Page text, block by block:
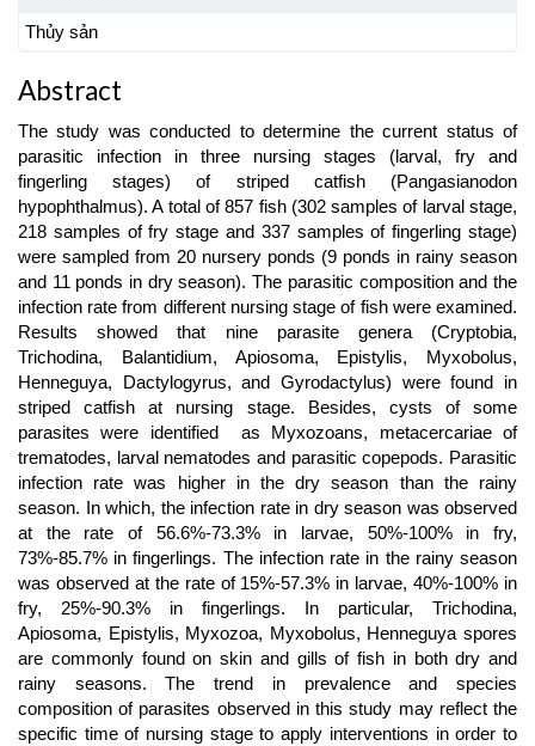
Thủy sản
Abstract
The study was conducted to determine the current status of
parasitic infection in three nursing stages (larval, fry and
fingerling stages) of striped catfish (Pangasianodon
hypophthalmus). A total of 857 fish (302 samples of larval stage,
218 samples of fry stage and 337 samples of fingerling stage)
were sampled from 20 nursery ponds (9 ponds in rainy season
and 11 ponds in dry season). The parasitic composition and the
infection rate from different nursing stage of fish were examined.
Results showed that nine parasite genera (Cryptobia,
Trichodina, Balantidium, Apiosoma, Epistylis, Myxobolus,
Henneguya, Dactylogyrus, and Gyrodactylus) were found in
striped catfish at nursing stage. Besides, cysts of some
parasites were identified as Myxozoans, metacercariae of
trematodes, larval nematodes and parasitic copepods. Parasitic
infection rate was higher in the dry season than the rainy
season. In which, the infection rate in dry season was observed
at the rate of 56.6%-73.3% in larvae, 50%-100% in fry,
73%-85.7% in fingerlings. The infection rate in the rainy season
was observed at the rate of 15%-57.3% in larvae, 40%-100% in
fry, 25%-90.3% in fingerlings. In particular, Trichodina,
Apiosoma, Epistylis, Myxozoa, Myxobolus, Henneguya spores
are commonly found on skin and gills of fish in both dry and
rainy seasons. The trend in prevalence and species
composition of parasites observed in this study may reflect the
specific time of nursing stage to apply interventions in order to